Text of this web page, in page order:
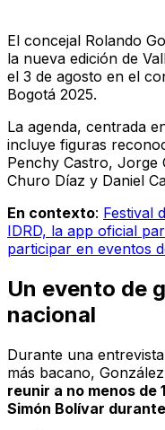
El concejal Rolando
la nueva edición de
el 3 de agosto en el
Bogotá 2025.
La agenda, centrada
incluye figuras
Penchy Castro, Jorge
Churo Díaz y Daniel
En contexto: Festival
IDRD, la app oficial
participar en eventos
Un evento de
nacional
Durante una
más bacano,
reunir a no menos
Simón Bolívar